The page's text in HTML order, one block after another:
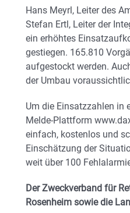
Hans Meyrl, Leiter des
Stefan Ertl, Leiter der
ein erhöhtes
gestiegen. 165.810
aufgestockt werden.
der Umbau
Um die Einsatzzahlen in
Melde-Plattform
einfach, kostenlos und
Einschätzung der
weit über 100
Der Zweckverband für
Rosenheim sowie die